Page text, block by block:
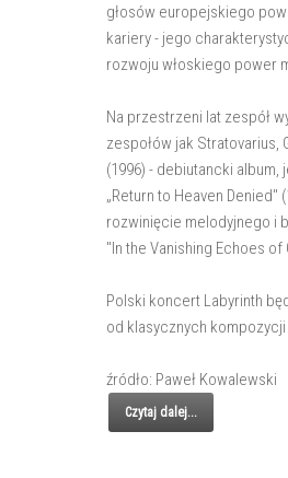
głosów europejskiego
kariery - jego
rozwoju włoskiego power
Na przestrzeni lat zespół
zespołów jak Stratovarius,
(1996) - debiutancki
„Return to Heaven Denied"
rozwinięcie melodyjnego i
"In the Vanishing Echoes of
Polski koncert Labyrinth
od klasycznych
źródło: Paweł Kowalewski
Czytaj dalej...